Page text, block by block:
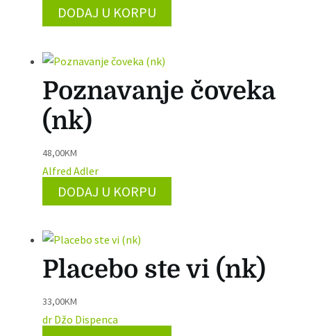
DODAJ U KORPU
Poznavanje čoveka
(nk)
48,00KM
Alfred Adler
DODAJ U KORPU
Placebo ste vi (nk)
33,00KM
dr Džo Dispenca